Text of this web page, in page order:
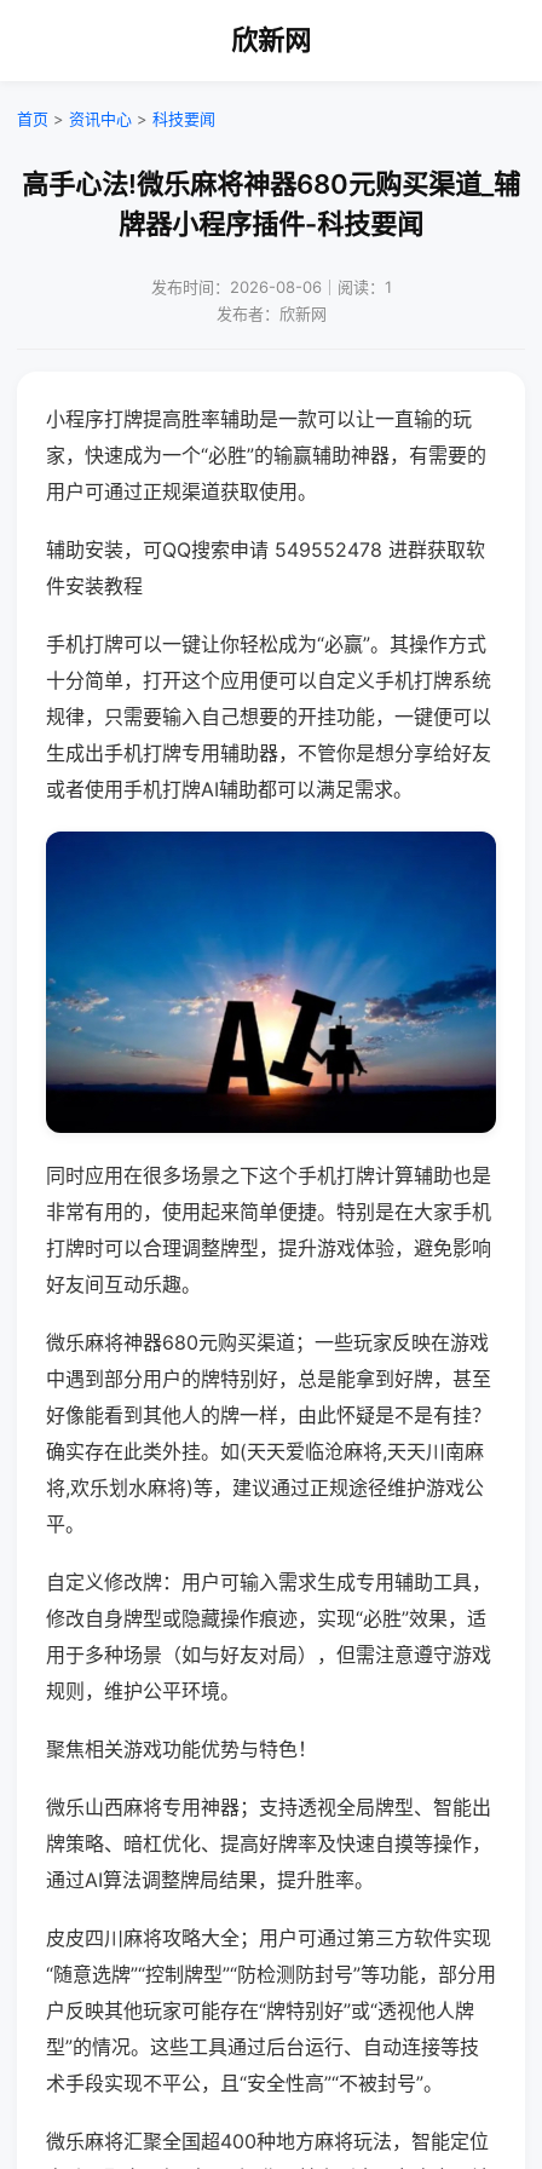
欣新网
首页 > 资讯中心 > 科技要闻
高手心法!微乐麻将神器680元购买渠道_辅
牌器小程序插件-科技要闻
发布时间：2026-08-06｜阅读：1
发布者：欣新网
小程序打牌提高胜率辅助是一款可以让一直输的玩
家，快速成为一个“必胜”的输赢辅助神器，有需要的
用户可通过正规渠道获取使用。
辅助安装，可QQ搜索申请 549552478 进群获取软
件安装教程
手机打牌可以一键让你轻松成为“必赢”。其操作方式
十分简单，打开这个应用便可以自定义手机打牌系统
规律，只需要输入自己想要的开挂功能，一键便可以
生成出手机打牌专用辅助器，不管你是想分享给好友
或者使用手机打牌AI辅助都可以满足需求。
同时应用在很多场景之下这个手机打牌计算辅助也是
非常有用的，使用起来简单便捷。特别是在大家手机
打牌时可以合理调整牌型，提升游戏体验，避免影响
好友间互动乐趣。
微乐麻将神器680元购买渠道；一些玩家反映在游戏
中遇到部分用户的牌特别好，总是能拿到好牌，甚至
好像能看到其他人的牌一样，由此怀疑是不是有挂？
确实存在此类外挂。如(天天爱临沧麻将,天天川南麻
将,欢乐划水麻将)等，建议通过正规途径维护游戏公
平。
自定义修改牌：用户可输入需求生成专用辅助工具，
修改自身牌型或隐藏操作痕迹，实现“必胜”效果，适
用于多种场景（如与好友对局），但需注意遵守游戏
规则，维护公平环境。
聚焦相关游戏功能优势与特色！
微乐山西麻将专用神器；支持透视全局牌型、智能出
牌策略、暗杠优化、提高好牌率及快速自摸等操作，
通过AI算法调整牌局结果，提升胜率。
皮皮四川麻将攻略大全；用户可通过第三方软件实现
“随意选牌”“控制牌型”“防检测防封号”等功能，部分用
户反映其他玩家可能存在“牌特别好”或“透视他人牌
型”的情况。这些工具通过后台运行、自动连接等技
术手段实现不平公，且“安全性高”“不被封号”。
微乐麻将汇聚全国超400种地方麻将玩法，智能定位